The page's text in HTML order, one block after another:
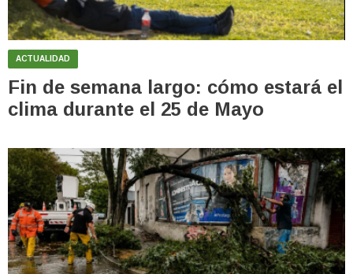
ACTUALIDAD
Fin de semana largo: cómo estará el
clima durante el 25 de Mayo